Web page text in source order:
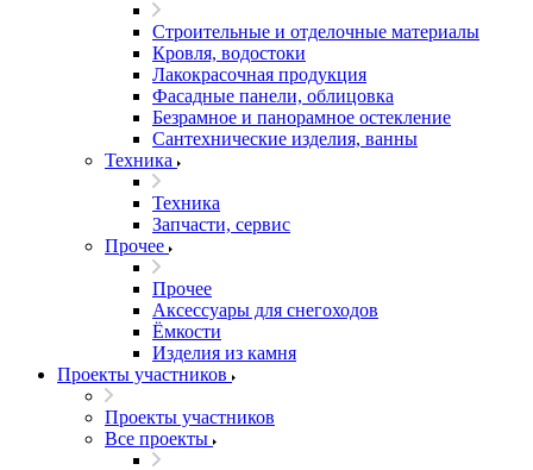
Строительные и отделочные материалы
Кровля, водостоки
Лакокрасочная продукция
Фасадные панели, облицовка
Безрамное и панорамное остекление
Сантехнические изделия, ванны
Техника
Техника
Запчасти, сервис
Прочее
Прочее
Аксессуары для снегоходов
Ёмкости
Изделия из камня
Проекты участников
Проекты участников
Все проекты